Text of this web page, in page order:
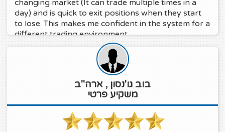
changing market (It can trade multiple times in a
day) and is quick to exit positions when they start
to lose. This makes me confident in the system for a
different trading environment.
בוב גו'נסון , ארה"ב
משקיע פרטי